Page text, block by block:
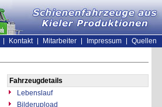
Kontakt Mitarbeiter Impressum
Quellen
Fahrzeugdetails
Lebenslauf
Bilderupload